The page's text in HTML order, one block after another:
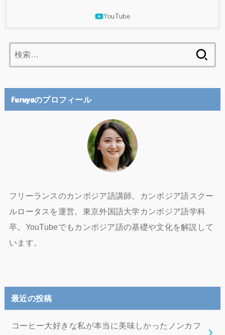
索:
Furuyaのプロフィール
フリーランスのカンボジア語講師。カンボジア語スクー
ルロータスを運営。東京外国語大学カンボジア語学科
卒。YouTubeでもカンボジア語の基礎や文化を解説して
います。
最近の投稿
コーヒー大好きな私が本当に美味しかったノンカフ